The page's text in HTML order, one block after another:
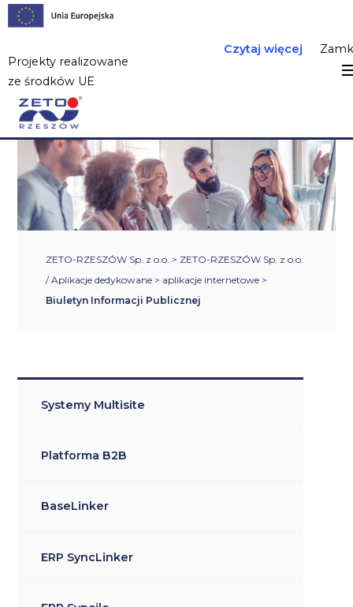
Projekty realizowane
ze środków UE
Czytaj więcej
ZETO-RZESZÓW Sp. z o.o. > ZETO-RZESZÓW Sp. z o.o.
/ Aplikacje dedykowane > aplikacje internetowe >
Biuletyn Informacji Publicznej
Systemy Multisite
Platforma B2B
BaseLinker
ERP SyncLinker